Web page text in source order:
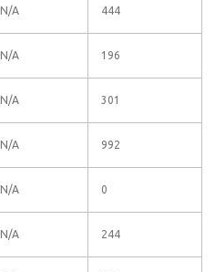
N/A 444
N/A 196
N/A 301
N/A 992
N/A 0
N/A 244